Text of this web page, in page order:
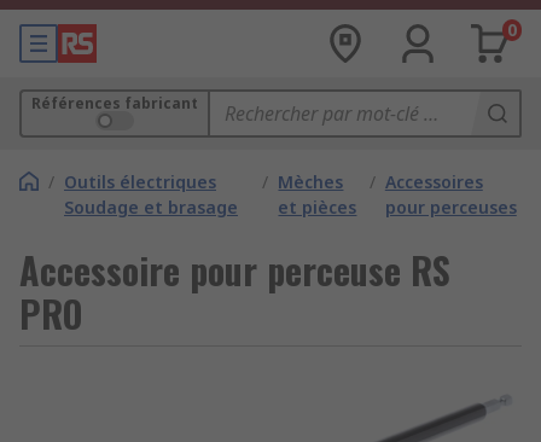
0
Références fabricant
/ Outils électriques
Soudage et brasage
/ Mèches
et pièces
/ Accessoires
pour perceuses
Accessoire pour perceuse RS
PRO